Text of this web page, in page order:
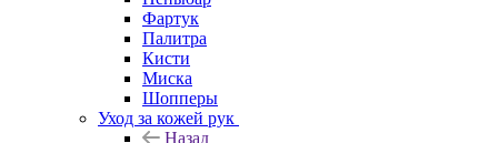
Фартук
Палитра
Кисти
Миска
Шопперы
Уход за кожей рук
Назад